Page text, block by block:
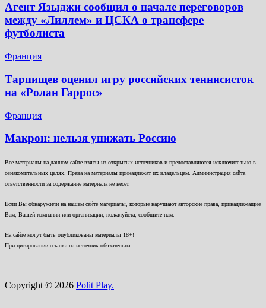
Агент Языджи сообщил о начале переговоров
между «Лиллем» и ЦСКА о трансфере
футболиста
Франция
Тарпищев оценил игру российских теннисисток
на «Ролан Гаррос»
Франция
Макрон: нельзя унижать Россию
Все материалы на данном сайте взяты из открытых источников и предоставляются исключительно в
ознакомительных целях. Права на материалы принадлежат их владельцам. Администрация сайта
ответственности за содержание материала не несет.
Если Вы обнаружили на нашем сайте материалы, которые нарушают авторские права, принадлежащие
Вам, Вашей компании или организации, пожалуйста, сообщите нам.
На сайте могут быть опубликованы материалы 18+!
При цитировании ссылка на источник обязательна.
Copyright © 2026 Polit Play.